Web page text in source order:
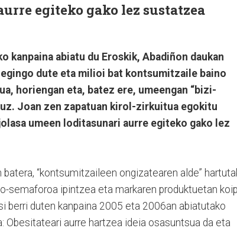
egiteko gako lez sustatzea
kanpaina abiatu du Eroskik, Abadiñon daukan
dute eta milioi bat kontsumitzaile baino
horiengan eta, batez ere, umeengan “bizi-
Joan zen zapatuan kirol-zirkuitua egokitu
umeen loditasunari aurre egiteko gako lez
“kontsumitzaileen ongizatearen alde”
semaforoa ipintzea eta markaren produktuetan
berri duten kanpaina 2005 eta 2006an abiatutako
Obesitateari aurre hartzea ideia osasuntsua da eta